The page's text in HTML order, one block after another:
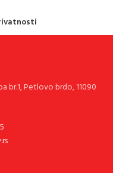
br.1, Petlovo brdo, 11090